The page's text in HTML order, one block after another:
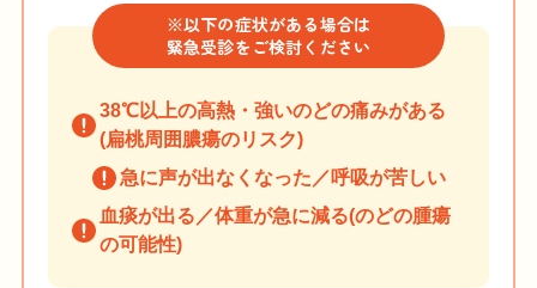
お知らせ
採用情報
Web予約 LINE登録
※以下の症状がある場合は
緊急受診をご検討ください
38℃以上の高熱・強いのどの痛みがある
(扁桃周囲膿瘍のリスク)
急に声が出なくなった／呼吸が苦しい
血痰が出る／体重が急に減る(のどの腫瘍
の可能性)